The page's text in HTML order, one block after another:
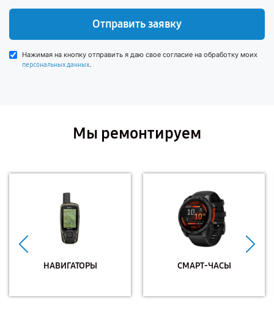
Отправить заявку
Нажимая на кнопку отправить я даю свое согласие на обработку моих
персональных данных.
Мы ремонтируем
НАВИГАТОРЫ СМАРТ-ЧАСЫ